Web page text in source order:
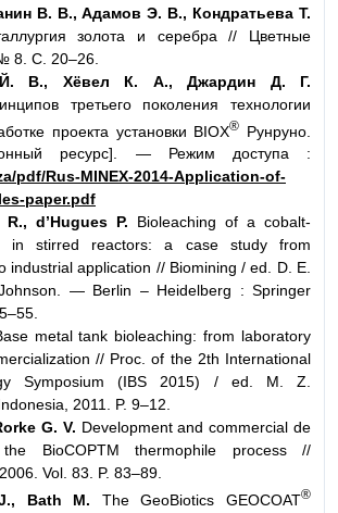
В. В., Адамов Э. В., Кондратьева Т.
золота и серебра // Цветные
8. С. 20–26.
В., Хёвел К. А., Джардин Д. Г.
третьего поколения технологии
проекта установки BIOX® Рунруно.
ресурс]. — Режим доступа :
pdf/Rus-MINEX-2014-Application-of-
paper.pdf
d’Hugues P. Bioleaching of a cobalt-
in stirred reactors: a case study from
industrial application // Biomining / ed. D. E.
— Berlin – Heidelberg : Springer
metal tank bioleaching: from laboratory
// Proc. of the 2th International
Symposium (IBS 2015) / ed. M. Z.
2011. P. 9–12.
G. V. Development and commercial de
BioCOPTM thermophile process //
Vol. 83. P. 83–89.
Bath M. The GeoBiotics GEOCOAT®